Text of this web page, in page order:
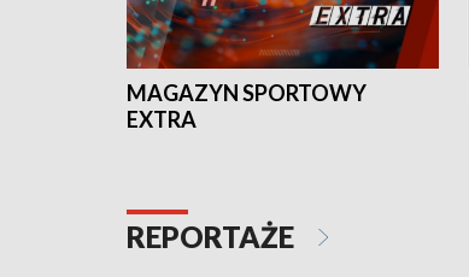
MAGAZYN SPORTOWY
EXTRA
REPORTAŻE